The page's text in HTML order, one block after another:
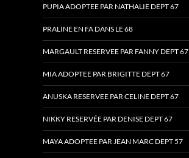
PUPIA ADOPTEE PAR NATHALIE DEPT 67
PRALINE EN FA DANS LE 68
MARGAULT RESERVEE PAR FANNY DEPT 67
MIA ADOPTEE PAR BRIGITTE DEPT 67
ANUSKA RESERVEE PAR CELINE DEPT 67
NIKKY RESERVÉE PAR DENISE DEPT 67
MAYA ADOPTEE PAR JEAN MARC DEPT 57